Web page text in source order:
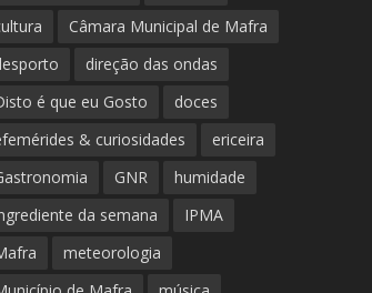
Câmara Municipal de Mafra
direção das ondas
é que eu Gosto
doces
& curiosidades
ericeira
GNR
humidade
da semana
IPMA
meteorologia